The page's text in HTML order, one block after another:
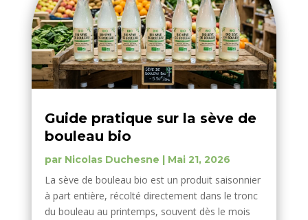
Guide pratique sur la sève de
bouleau bio
par Nicolas Duchesne | Mai 21, 2026
La sève de bouleau bio est un produit saisonnier
à part entière, récolté directement dans le tronc
du bouleau au printemps, souvent dès le mois